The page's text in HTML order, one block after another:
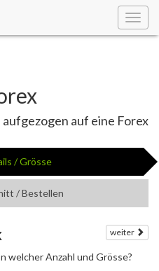
auf eine Forex
/ Grösse
/ Bestellen
weiter
welcher Anzahl und Grösse?